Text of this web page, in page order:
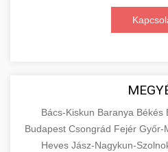
Bács-Kiskun Baranya Békés
Budapest Csongrád Fejér Győr-
Heves Jász-Nagykun-